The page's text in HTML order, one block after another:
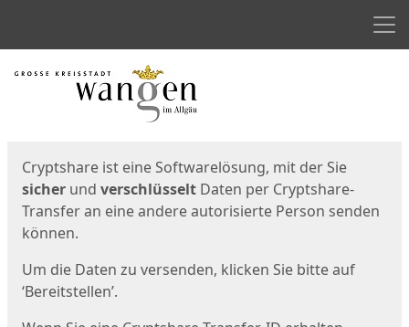
Start
Cryptshare ist eine Softwarelösung, mit der Sie
sicher und verschlüsselt Daten per Cryptshare-
Transfer an eine andere autorisierte Person senden
können.
Um die Daten zu versenden, klicken Sie bitte auf
‘Bereitstellen’.